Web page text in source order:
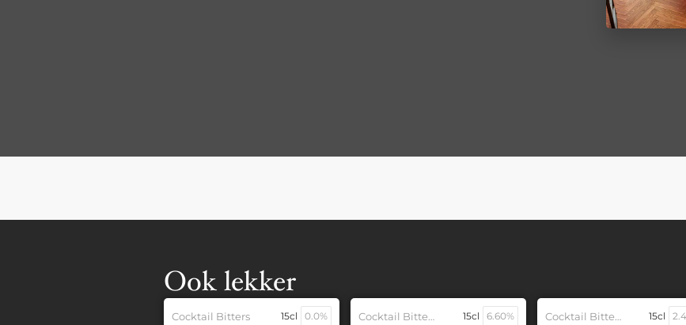
Ook lekker
Cocktail Bitters 15cl 0.0% Cocktail Bitters 15cl 6.60% Cocktail Bitters 15cl